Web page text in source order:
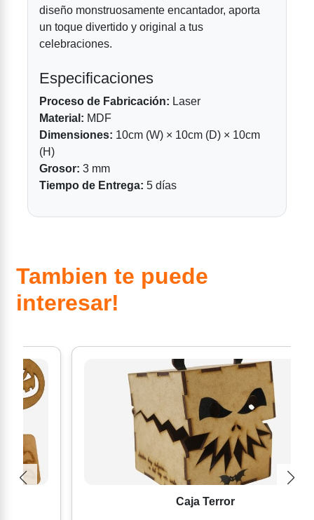
diseño monstruosamente encantador, aporta
un toque divertido y original a tus
celebraciones.
Especificaciones
Proceso de Fabricación: Laser
Material: MDF
Dimensiones: 10cm (W) × 10cm (D) × 10cm
(H)
Grosor: 3 mm
Tiempo de Entrega: 5 días
Tambien te puede
interesar!
Caja Terror